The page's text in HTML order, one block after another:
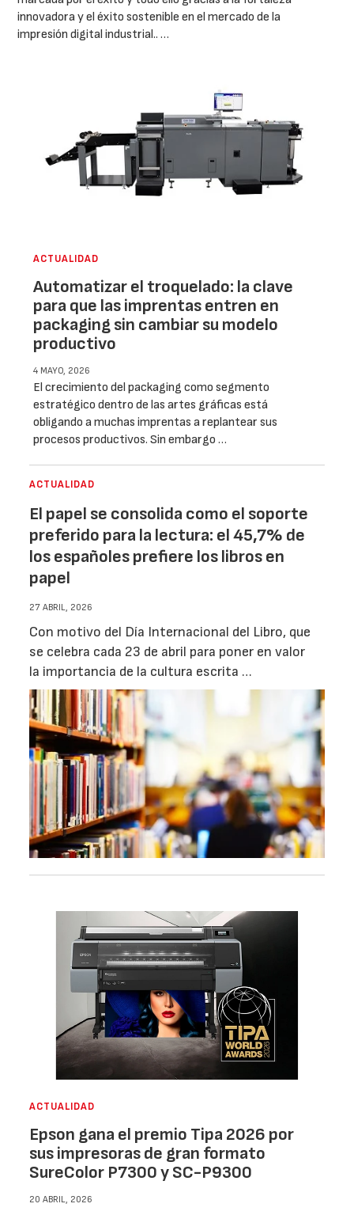
innovadora y el éxito sostenible en el mercado de la
impresión digital industrial.. …
ACTUALIDAD
Automatizar el troquelado: la clave
para que las imprentas entren en
packaging sin cambiar su modelo
productivo
4 MAYO, 2026
El crecimiento del packaging como segmento
estratégico dentro de las artes gráficas está
obligando a muchas imprentas a replantear sus
procesos productivos. Sin embargo …
ACTUALIDAD
El papel se consolida como el soporte
preferido para la lectura: el 45,7% de
los españoles prefiere los libros en
papel
27 ABRIL, 2026
Con motivo del Día Internacional del Libro, que
se celebra cada 23 de abril para poner en valor
la importancia de la cultura escrita …
ACTUALIDAD
Epson gana el premio Tipa 2026 por
sus impresoras de gran formato
SureColor P7300 y SC-P9300
20 ABRIL, 2026